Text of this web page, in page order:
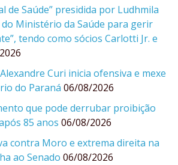
de Saúde” presidida por Ludhmila
Ministério da Saúde para gerir
tendo como sócios Carlotti Jr. e
Curi inicia ofensiva e mexe
do Paraná 06/08/2026
que pode derrubar proibição
85 anos 06/08/2026
contra Moro e extrema direita na
ao Senado 06/08/2026